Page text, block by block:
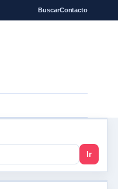
BuscarContacto
Ir